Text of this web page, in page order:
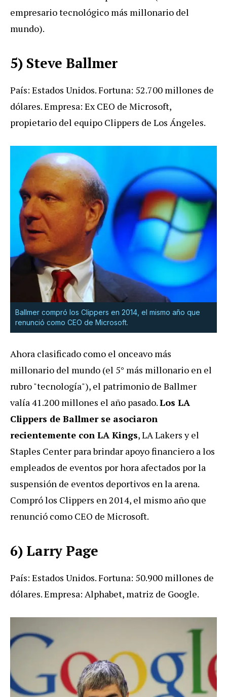
empresario tecnológico más millonario del
mundo).
5) Steve Ballmer
País: Estados Unidos. Fortuna: 52.700 millones de
dólares. Empresa: Ex CEO de Microsoft,
propietario del equipo Clippers de Los Ángeles.
Ballmer compró los Clippers en 2014, el mismo año que
renunció como CEO de Microsoft.
Ahora clasificado como el onceavo más
millonario del mundo (el 5° más millonario en el
rubro "tecnología"), el patrimonio de Ballmer
valía 41.200 millones el año pasado.Los LA
Clippers de Ballmer se asociaron
recientemente con LA Kings, LA Lakers y el
Staples Center para brindar apoyo financiero a los
empleados de eventos por hora afectados por la
suspensión de eventos deportivos en la arena.
Compró los Clippers en 2014, el mismo año que
renunció como CEO de Microsoft.
6) Larry Page
País: Estados Unidos. Fortuna: 50.900 millones de
dólares. Empresa: Alphabet, matriz de Google.